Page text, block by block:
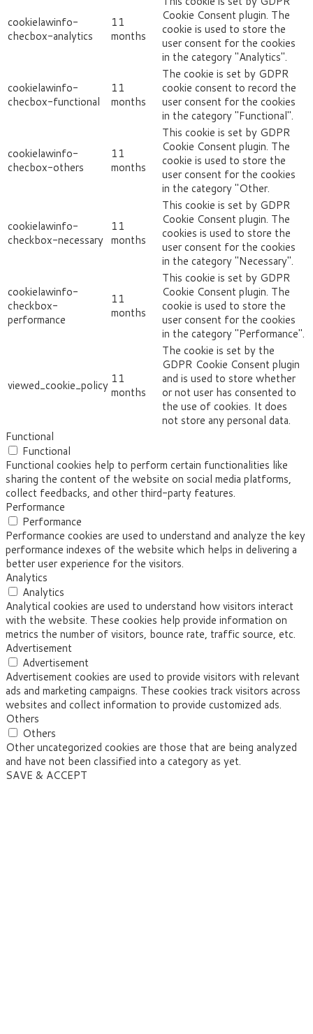
cookielawinfo-
checbox-analytics
11
months
Cookie Consent plugin. The
cookie is used to store the
user consent for the cookies
in the category "Analytics".
cookielawinfo-
checbox-functional
11
months
The cookie is set by GDPR
cookie consent to record the
user consent for the cookies
in the category "Functional".
cookielawinfo-
checbox-others
11
months
This cookie is set by GDPR
Cookie Consent plugin. The
cookie is used to store the
user consent for the cookies
in the category "Other.
cookielawinfo-
checkbox-necessary
11
months
This cookie is set by GDPR
Cookie Consent plugin. The
cookies is used to store the
user consent for the cookies
in the category "Necessary".
cookielawinfo-
checkbox-
performance
11
months
This cookie is set by GDPR
Cookie Consent plugin. The
cookie is used to store the
user consent for the cookies
in the category "Performance".
viewed_cookie_policy 11
months
The cookie is set by the
GDPR Cookie Consent plugin
and is used to store whether
or not user has consented to
the use of cookies. It does
not store any personal data.
Functional
Functional
Functional cookies help to perform certain functionalities like
sharing the content of the website on social media platforms,
collect feedbacks, and other third-party features.
Performance
Performance
Performance cookies are used to understand and analyze the key
performance indexes of the website which helps in delivering a
better user experience for the visitors.
Analytics
Analytics
Analytical cookies are used to understand how visitors interact
with the website. These cookies help provide information on
metrics the number of visitors, bounce rate, traffic source, etc.
Advertisement
Advertisement
Advertisement cookies are used to provide visitors with relevant
ads and marketing campaigns. These cookies track visitors across
websites and collect information to provide customized ads.
Others
Others
Other uncategorized cookies are those that are being analyzed
and have not been classified into a category as yet.
SAVE & ACCEPT